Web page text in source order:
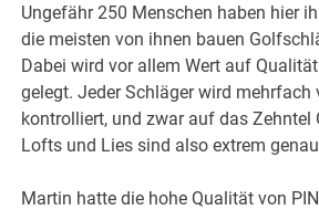
Ungefähr 250 Menschen haben hier
die meisten von ihnen bauen
Dabei wird vor allem Wert auf
gelegt. Jeder Schläger wird mehrfach
kontrolliert, und zwar auf das Zehntel
Lofts und Lies sind also extrem
Martin hatte die hohe Qualität von